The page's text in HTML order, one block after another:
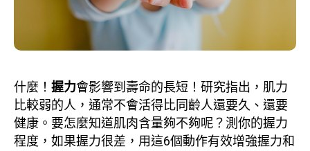
什麼！ 握力會影響到壽命的長短！研究指出，肌力
比較弱的人，通常不會活得比同齡人還要久、還要
健康。要怎麼知道肌肉含量夠不夠呢？測你的握力
程度，如果握力很差，用這6個動作有效增強握力和